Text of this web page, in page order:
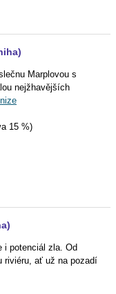
Marplovou s
nejžhavějších
15 %)
i potenciál zla. Od
riviéru, ať už na pozadí